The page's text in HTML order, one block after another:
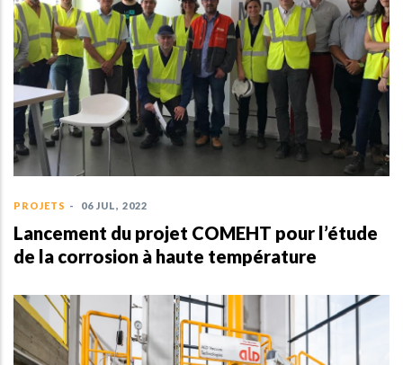
PROJETS - 06 JUL, 2022
Lancement du projet COMEHT pour l’étude
de la corrosion à haute température